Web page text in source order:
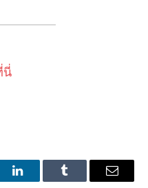
นี่
LinkedInTumblr Email